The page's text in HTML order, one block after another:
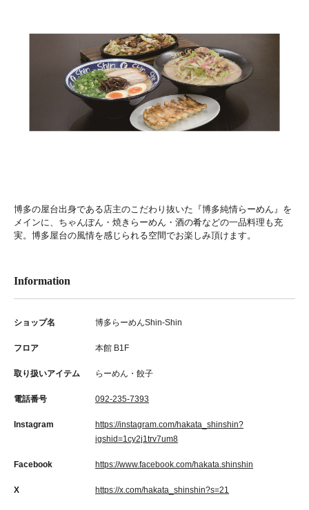
博多の屋台出身である店主のこだわり抜いた『博多純情らーめん』を
メインに、ちゃんぽん・焼きらーめん・酒の肴などの一品料理も充
実。博多屋台の風情を感じられる空間でお楽しみ頂けます。
Information
ショップ名 博多らーめんShin-Shin
フロア 本館 B1F
取り扱いアイテム らーめん・餃子
電話番号 092-235-7393
Instagram
https://instagram.com/hakata_shinshin?
igshid=1cy2j1trv7um8
Facebook https://www.facebook.com/hakata.shinshin
X https://x.com/hakata_shinshin?s=21